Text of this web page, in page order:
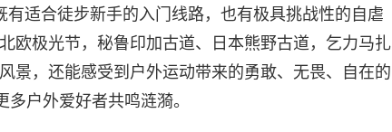
适合徒步新手的入门线路，也有极具挑战性的自虐
欧极光节，秘鲁印加古道、日本熊野古道，乞力马扎
景，还能感受到户外运动带来的勇敢、无畏、自在的
户外爱好者共鸣涟漪。